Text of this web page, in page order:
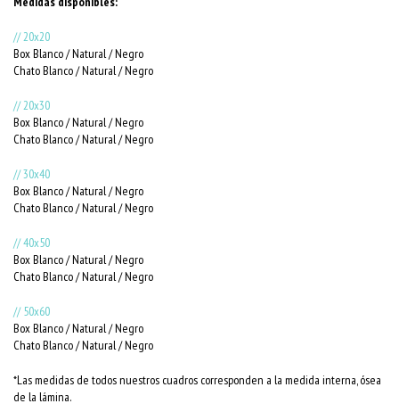
// 20x20
Box Blanco / Natural / Negro
Chato Blanco / Natural / Negro
// 20x30
Box Blanco / Natural / Negro
Chato Blanco / Natural / Negro
// 30x40
Box Blanco / Natural / Negro
Chato Blanco / Natural / Negro
// 40x50
Box Blanco / Natural / Negro
Chato Blanco / Natural / Negro
// 50x60
Box Blanco / Natural / Negro
Chato Blanco / Natural / Negro
*Las medidas de todos nuestros cuadros corresponden a la medida interna, ósea
de la lámina.